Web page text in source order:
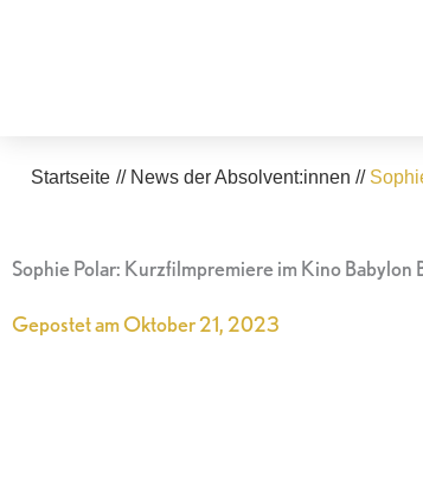
Startseite // News der Absolvent:innen //
Sophie Polar: Kurzfilmpremiere im Kino Babylon
Gepostet amOktober 21, 2023